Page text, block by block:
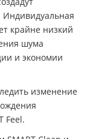
Индивидуальная
крайне низкий
шума
и экономии
изменение
Feel.